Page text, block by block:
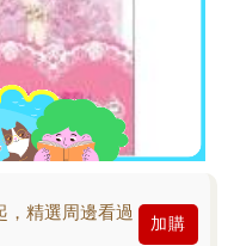
精選周邊看過
加購